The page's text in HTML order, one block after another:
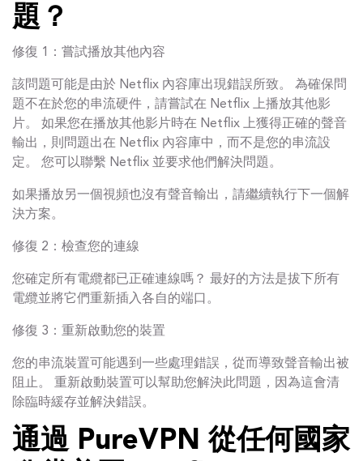
題？
修復 1：嘗試播放其他內容
該問題可能是由於 Netflix 內容庫出現錯誤所致。 為確保問
題不在於您的串流硬件，請嘗試在 Netflix 上播放其他影
片。 如果您在播放其他影片時在 Netflix 上獲得正確的聲音
輸出，則問題出在 Netflix 內容庫中，而不是您的串流設
定。 您可以聯繫 Netflix 並要求他們解決問題。
如果播放另一個視頻也沒有聲音輸出，請繼續執行下一個解
決方案。
修復 2：檢查您的連線
您確定所有電纜都已正確連線嗎？ 最好的方法是拔下所有
電纜並將它們重新插入各自的端口。
修復 3：重新啟動您的裝置
您的串流裝置可能遇到一些處理錯誤，從而導致聲音輸出被
阻止。 重新啟動裝置可以幫助您解決此問題，因為這會清
除臨時緩存並解決錯誤。
通過 PureVPN 從任何國家